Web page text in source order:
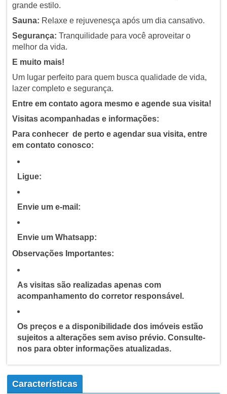
grande estilo.
Sauna: Relaxe e rejuvenesça após um dia cansativo.
Segurança: Tranquilidade para você aproveitar o
melhor da vida.
E muito mais!
Um lugar perfeito para quem busca qualidade de vida,
lazer completo e segurança.
Entre em contato agora mesmo e agende sua visita!
Visitas acompanhadas e informações:
Para conhecer de perto e agendar sua visita, entre
em contato conosco:
Ligue:
Envie um e-mail:
Envie um Whatsapp:
Observações Importantes:
As visitas são realizadas apenas com
acompanhamento do corretor responsável.
Os preços e a disponibilidade dos imóveis estão
sujeitos a alterações sem aviso prévio. Consulte-
nos para obter informações atualizadas.
Características